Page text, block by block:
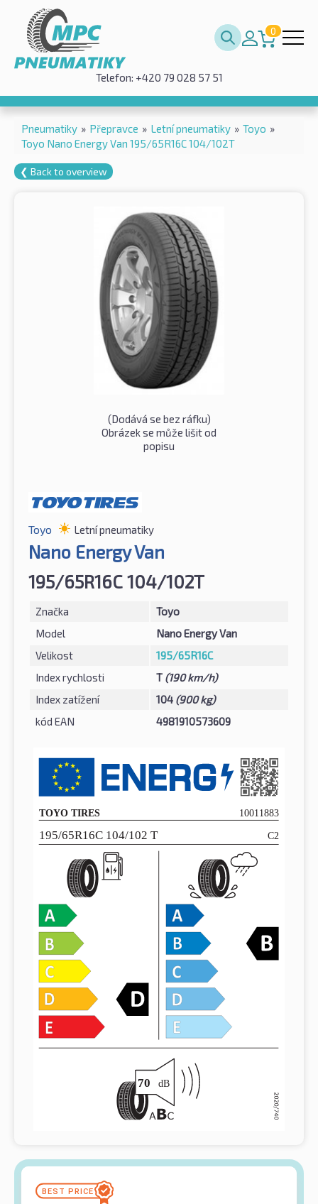
0
Telefon: +420 79 028 57 51
Pneumatiky » Přepravce » Letní pneumatiky » Toyo »
Toyo Nano Energy Van 195/65R16C 104/102T
❮ Back to overview
(Dodává se bez ráfku)
Obrázek se může lišit od
popisu
Toyo Letní pneumatiky
Nano Energy Van
195/65R16C 104/102T
Značka
Toyo
Model
Nano Energy Van
Velikost
195/65R16C
Index rychlosti
T (190 km/h)
Index zatížení
104 (900 kg)
kód EAN
4981910573609